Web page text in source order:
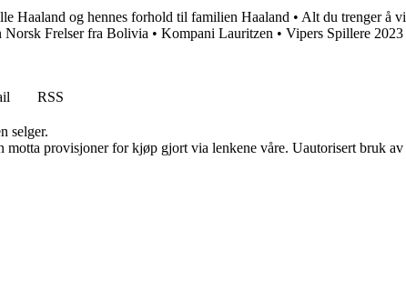
Haaland og hennes forhold til familien Haaland • Alt du trenger å
Norsk Frelser fra Bolivia • Kompani Lauritzen • Vipers Spillere
RSS
selger.
provisjoner for kjøp gjort via lenkene våre. Uautorisert bruk